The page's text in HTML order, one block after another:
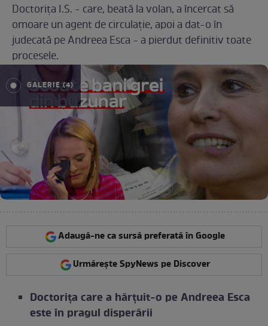
Doctorița I.S. - care, beată la volan, a încercat să
omoare un agent de circulație, apoi a dat-o în
judecată pe Andreea Esca - a pierdut definitiv toate
procesele.
GALERIE (4)
Adaugă-ne ca sursă preferată în Google
Urmărește SpyNews pe Discover
Doctorița care a hărțuit-o pe Andreea Esca
este în pragul disperării